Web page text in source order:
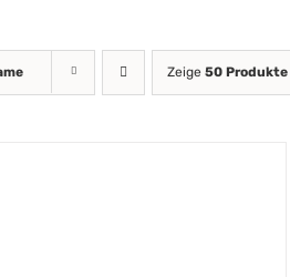
Zeige 50 Produkte